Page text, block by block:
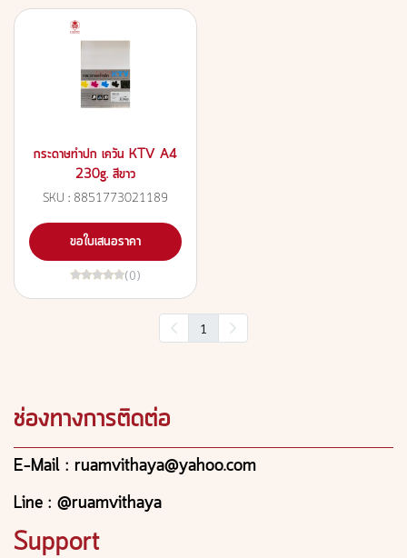
กระดาษทำปก เควัน KTV A4
230g. สีขาว
SKU : 8851773021189
ขอใบเสนอราคา
(0)
1
ช่องทางการติดต่อ
E-Mail : ruamvithaya@yahoo.com
Line : @ruamvithaya
Support